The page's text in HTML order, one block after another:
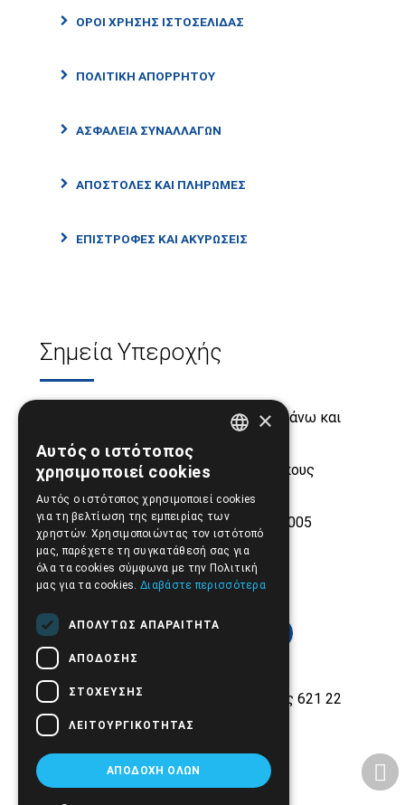
ΟΡΟΙ ΧΡΗΣΗΣ ΙΣΤΟΣΕΛΙΔΑΣ
ΠΟΛΙΤΙΚΗ ΑΠΟΡΡΗΤΟΥ
ΑΣΦΑΛΕΙΑ ΣΥΝΑΛΛΑΓΩΝ
ΑΠΟΣΤΟΛΕΣ ΚΑΙ ΠΛΗΡΩΜΕΣ
ΕΠΙΣΤΡΟΦΕΣ ΚΑΙ ΑΚΥΡΩΣΕΙΣ
Σημεία Υπεροχής
Δωρεάν μεταφορικά από 50€ και άνω και
Τεράστιο stock από μεγάλους οίκους
ιατροτεχνολογικών προϊόντων
Εμπειρία και αξιοπιστία από το 2005
Εθνικής Αντίστασης 42, Σέρρες 621 22
2321.028.135
ΔΕ - ΤΕ - ΣΑ 08:00 - 14:30
×
Αυτός ο ιστότοπος
χρησιμοποιεί cookies
Αυτός ο ιστότοπος χρησιμοποιεί cookies
για τη βελτίωση της εμπειρίας των
χρηστών. Χρησιμοποιώντας τον ιστότοπό
μας, παρέχετε τη συγκατάθεσή σας για
όλα τα cookies σύμφωνα με την Πολιτική
μας για τα cookies. Διαβάστε περισσότερα
ΑΠΟΛΎΤΩΣ ΑΠΑΡΑΊΤΗΤΑ
ΑΠΌΔΟΣΗΣ
ΣΤΌΧΕΥΣΗΣ
ΛΕΙΤΟΥΡΓΙΚΌΤΗΤΑΣ
ΑΠΟΔΟΧΉ ΌΛΩΝ